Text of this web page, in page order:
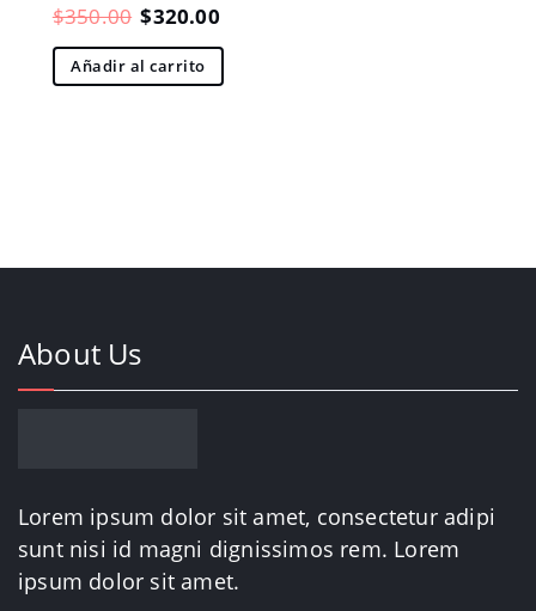
$350.00 El
precio
original
$320.00
precio
Añadir al carrito
About Us
Lorem ipsum dolor sit amet, consectetur adipi
sunt nisi id magni dignissimos rem. Lorem
ipsum dolor sit amet.